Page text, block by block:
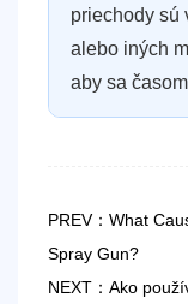
priechody sú
alebo iných
aby sa
PREV：What
Spray Gun?
NEXT：Ako